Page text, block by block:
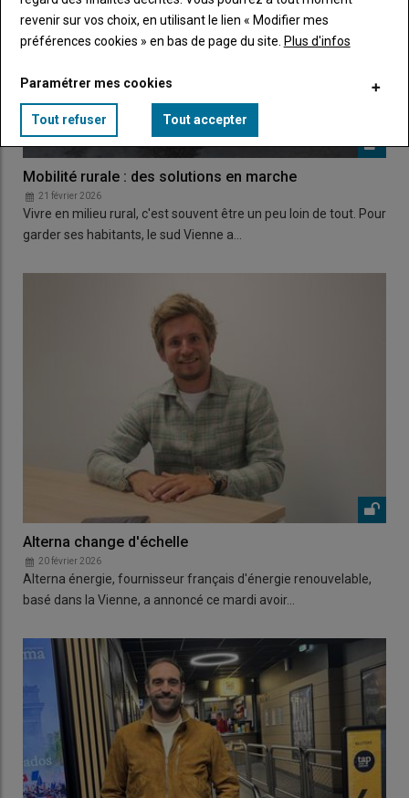
Mobilité rurale : des solutions en marche
21 février 2026
Vivre en milieu rural, c'est souvent être un peu loin de tout. Pour
garder ses habitants, le sud Vienne a…
Alterna change d'échelle
20 février 2026
Alterna énergie, fournisseur français d'énergie renouvelable,
basé dans la Vienne, a annoncé ce mardi avoir…
revenir sur vos choix, en utilisant le lien « Modifier mes
préférences cookies » en bas de page du site. Plus d'infos
Paramétrer mes cookies
Tout refuser Tout accepter